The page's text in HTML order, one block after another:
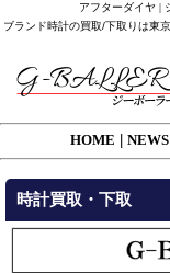
アフターダイヤ |
ブランド時計の買取/下取りは東
HOME NEWS
時計買取・下取